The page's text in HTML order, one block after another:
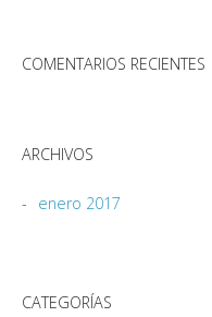
COMENTARIOS RECIENTES
ARCHIVOS
enero 2017
CATEGORÍAS